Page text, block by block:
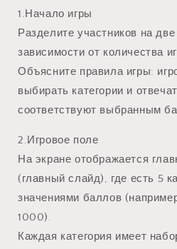
1.Начало игры
Разделите участников на
зависимости от количества
Объясните правила игры:
выбирать категории и
соответствуют выбранным
2.Игровое поле
На экране отображается
(главный слайд), где есть 5
значениями баллов
1000).
Каждая категория имеет